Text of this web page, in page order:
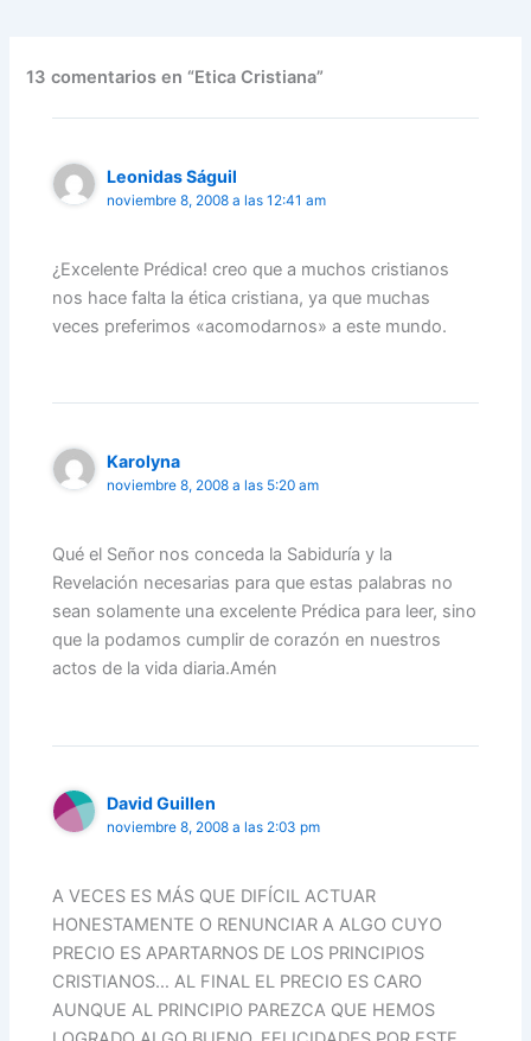
13 comentarios en “Etica Cristiana”
Leonidas Ságuil
noviembre 8, 2008 a las 12:41 am
¿Excelente Prédica! creo que a muchos cristianos
nos hace falta la ética cristiana, ya que muchas
veces preferimos «acomodarnos» a este mundo.
Karolyna
noviembre 8, 2008 a las 5:20 am
Qué el Señor nos conceda la Sabiduría y la
Revelación necesarias para que estas palabras no
sean solamente una excelente Prédica para leer, sino
que la podamos cumplir de corazón en nuestros
actos de la vida diaria.Amén
David Guillen
noviembre 8, 2008 a las 2:03 pm
A VECES ES MÁS QUE DIFÍCIL ACTUAR
HONESTAMENTE O RENUNCIAR A ALGO CUYO
PRECIO ES APARTARNOS DE LOS PRINCIPIOS
CRISTIANOS… AL FINAL EL PRECIO ES CARO
AUNQUE AL PRINCIPIO PAREZCA QUE HEMOS